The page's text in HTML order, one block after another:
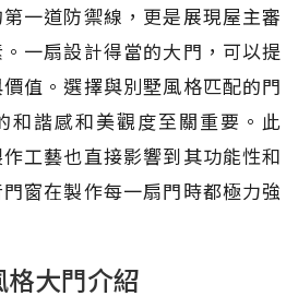
一道防禦線，更是展現屋主審
一扇設計得當的大門，可以提
值。選擇與別墅風格匹配的門
和諧感和美觀度至關重要。此
工藝也直接影響到其功能性和
窗在製作每一扇門時都極力強
大門介紹